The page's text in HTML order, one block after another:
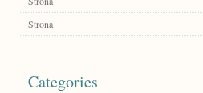
Strona
Categories